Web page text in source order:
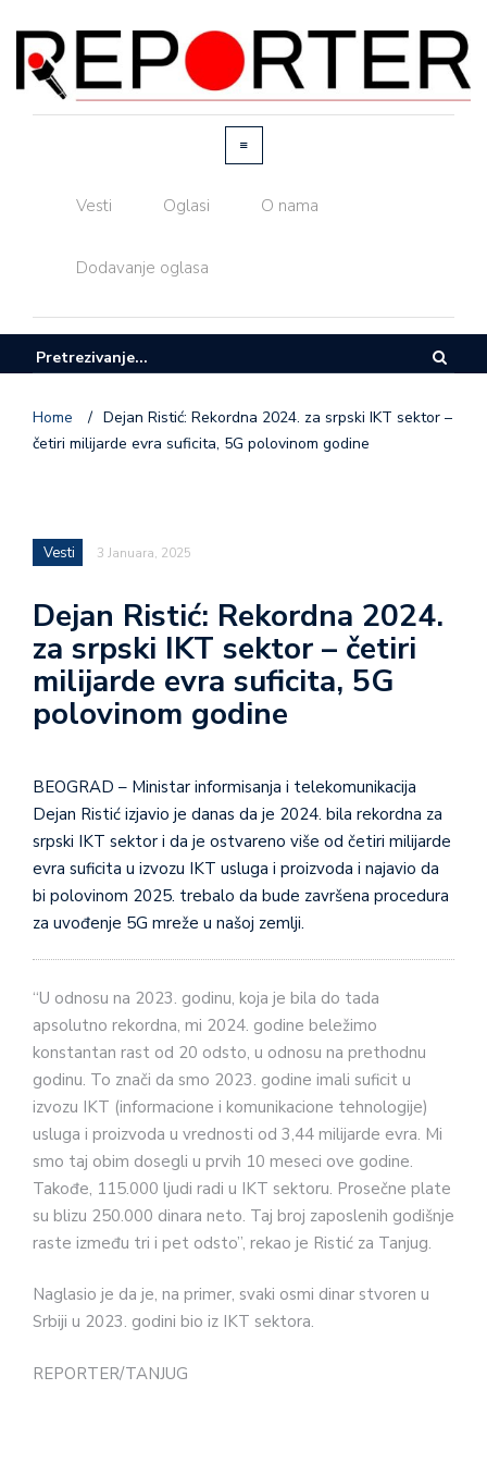
Vesti Oglasi O nama
Dodavanje oglasa
Home / Dejan Ristić: Rekordna 2024. za srpski IKT sektor –
četiri milijarde evra suficita, 5G polovinom godine
Vesti 3 Januara, 2025
Dejan Ristić: Rekordna 2024.
za srpski IKT sektor – četiri
milijarde evra suficita, 5G
polovinom godine
BEOGRAD – Ministar informisanja i telekomunikacija
Dejan Ristić izjavio je danas da je 2024. bila rekordna za
srpski IKT sektor i da je ostvareno više od četiri milijarde
evra suficita u izvozu IKT usluga i proizvoda i najavio da
bi polovinom 2025. trebalo da bude završena procedura
za uvođenje 5G mreže u našoj zemlji.
“U odnosu na 2023. godinu, koja je bila do tada
apsolutno rekordna, mi 2024. godine beležimo
konstantan rast od 20 odsto, u odnosu na prethodnu
godinu. To znači da smo 2023. godine imali suficit u
izvozu IKT (informacione i komunikacione tehnologije)
usluga i proizvoda u vrednosti od 3,44 milijarde evra. Mi
smo taj obim dosegli u prvih 10 meseci ove godine.
Takođe, 115.000 ljudi radi u IKT sektoru. Prosečne plate
su blizu 250.000 dinara neto. Taj broj zaposlenih godišnje
raste između tri i pet odsto”, rekao je Ristić za Tanjug.
Naglasio je da je, na primer, svaki osmi dinar stvoren u
Srbiji u 2023. godini bio iz IKT sektora.
REPORTER/TANJUG